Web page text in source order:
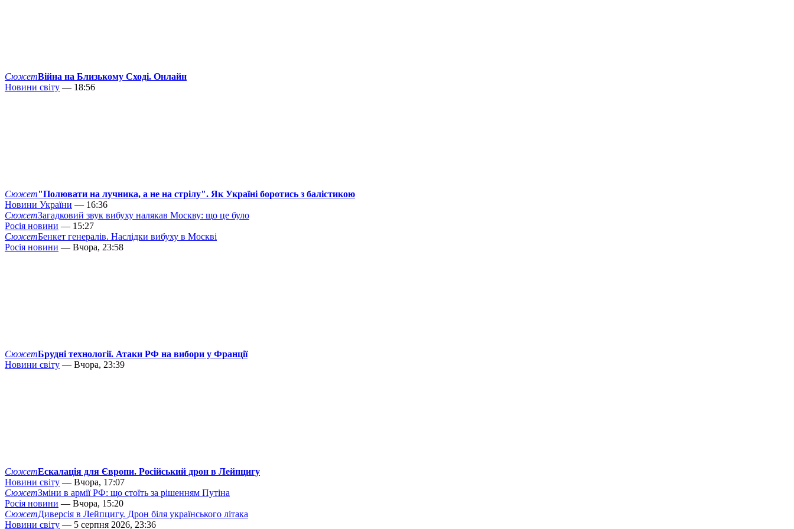
СюжетВійна на Близькому Сході. Онлайн
Новини світу — 18:56
Сюжет"Полювати на лучника, а не на стрілу". Як Україні боротись з балістикою
Новини України — 16:36
СюжетЗагадковий звук вибуху налякав Москву: що це було
Росія новини — 15:27
СюжетБенкет генералів. Наслідки вибуху в Москві
Росія новини — Вчора, 23:58
СюжетБрудні технології. Атаки РФ на вибори у Франції
Новини світу — Вчора, 23:39
СюжетЕскалація для Європи. Російський дрон в Лейпцигу
Новини світу — Вчора, 17:07
СюжетЗміни в армії РФ: що стоїть за рішенням Путіна
Росія новини — Вчора, 15:20
СюжетДиверсія в Лейпцигу. Дрон біля українського літака
Новини світу — 5 серпня 2026, 23:36